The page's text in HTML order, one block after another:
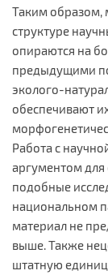
Таким образом,
структуре
опираются на
предыдущими
эколого-
обеспечивают
Работа с
аргументом для
подобные
национальном
материал не
выше. Также
штатную